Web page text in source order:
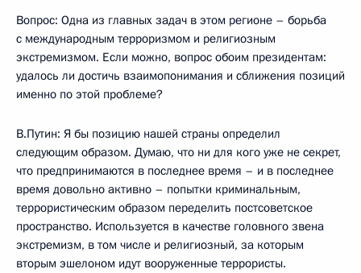
Вопрос: Одна из главных задач в этом регионе – борьба
с международным терроризмом и религиозным
экстремизмом. Если можно, вопрос обоим президентам:
удалось ли достичь взаимопонимания и сближения позиций
именно по этой проблеме?
В.Путин: Я бы позицию нашей страны определил
следующим образом. Думаю, что ни для кого уже не секрет,
что предпринимаются в последнее время – и в последнее
время довольно активно – попытки криминальным,
террористическим образом переделить постсоветское
пространство. Используется в качестве головного звена
экстремизм, в том числе и религиозный, за которым
вторым эшелоном идут вооруженные террористы.